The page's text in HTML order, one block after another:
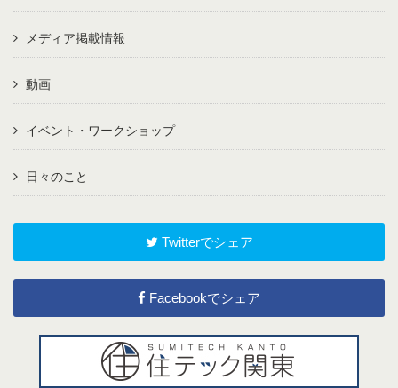
メディア掲載情報
動画
イベント・ワークショップ
日々のこと
Twitterでシェア
Facebookでシェア